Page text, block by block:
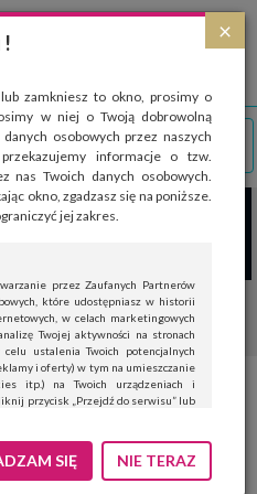
×
!
zamkniesz to okno, prosimy o
w niej o Twoją dobrowolną
osobowych przez naszych
informacje o tzw.
nas Twoich danych osobowych.
okno, zgadzasz się na poniższe.
jej zakres.
przez Zaufanych Partnerów
które udostępniasz w historii
w celach marketingowych
Twojej aktywności na stronach
ustalenia Twoich potencjalnych
i oferty) w tym na umieszczanie
itp.) na Twoich urządzeniach i
przycisk „Przejdź do serwisu” lub
„Nie teraz”.
edytować zakres zgody, w tym
SIĘ NIE TERAZ
głównie do celów statystycznych.
zezwalasz na zapisanie ich w pamięci
rozgrzewająca,
organizm